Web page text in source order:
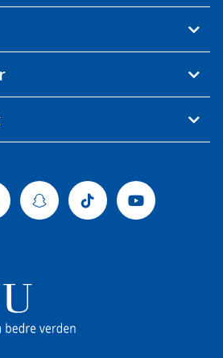
SnapchatTiktok Youtube